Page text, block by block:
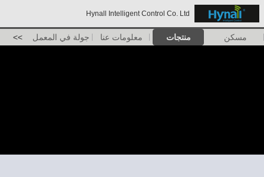
Hynall Intelligent Control Co. Ltd
مسكن منتجات معلومات عنا جولة في المعمل >>